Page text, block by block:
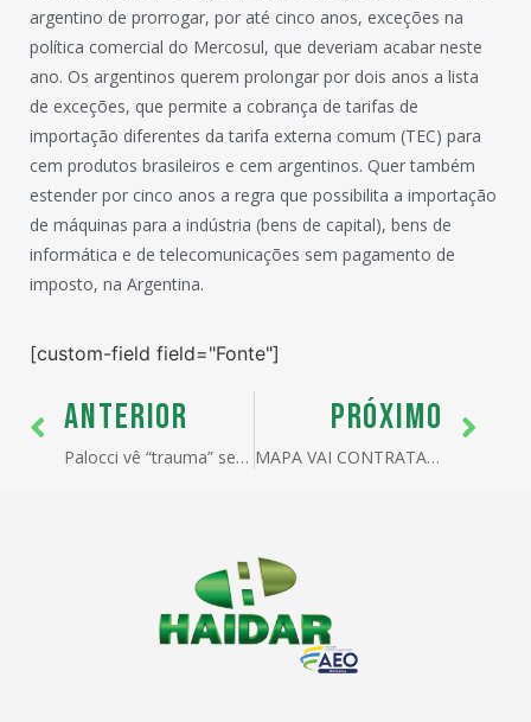
argentino de prorrogar, por até cinco anos, exceções na
política comercial do Mercosul, que deveriam acabar neste
ano. Os argentinos querem prolongar por dois anos a lista
de exceções, que permite a cobrança de tarifas de
importação diferentes da tarifa externa comum (TEC) para
cem produtos brasileiros e cem argentinos. Quer também
estender por cinco anos a regra que possibilita a importação
de máquinas para a indústria (bens de capital), bens de
informática e de telecomunicações sem pagamento de
imposto, na Argentina.
[custom-field field="Fonte"]
ANTERIOR
Palocci vê “trauma” se “Super-Receita” morrer
PRÓXIMO
MAPA VAI CONTRATAR 400 VETERINÁRIOS E AGRÔNOMOS